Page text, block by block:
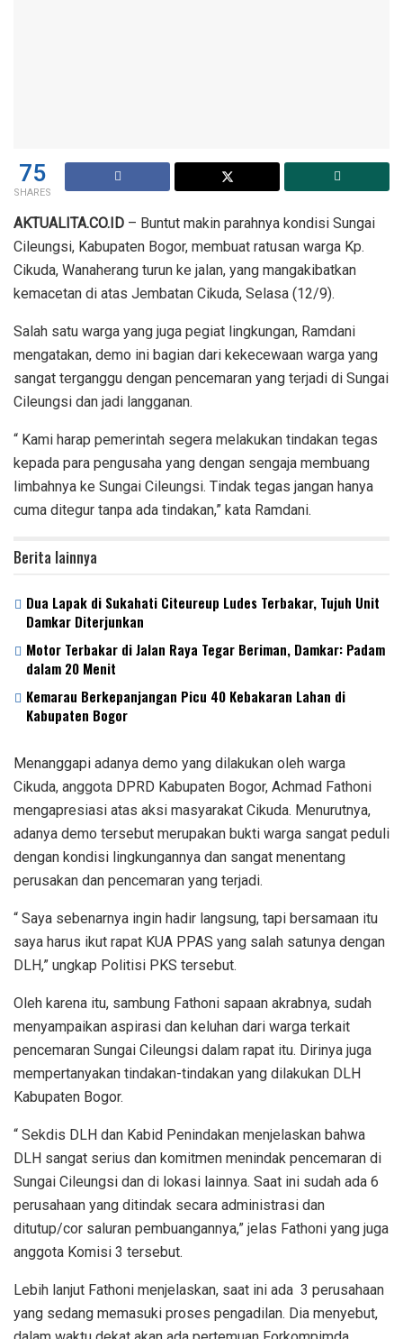
75
SHARES
AKTUALITA.CO.ID – Buntut makin parahnya kondisi Sungai
Cileungsi, Kabupaten Bogor, membuat ratusan warga Kp.
Cikuda, Wanaherang turun ke jalan, yang mangakibatkan
kemacetan di atas Jembatan Cikuda, Selasa (12/9).
Salah satu warga yang juga pegiat lingkungan, Ramdani
mengatakan, demo ini bagian dari kekecewaan warga yang
sangat terganggu dengan pencemaran yang terjadi di Sungai
Cileungsi dan jadi langganan.
“ Kami harap pemerintah segera melakukan tindakan tegas
kepada para pengusaha yang dengan sengaja membuang
limbahnya ke Sungai Cileungsi. Tindak tegas jangan hanya
cuma ditegur tanpa ada tindakan,” kata Ramdani.
Berita lainnya
Dua Lapak di Sukahati Citeureup Ludes Terbakar, Tujuh Unit
Damkar Diterjunkan
Motor Terbakar di Jalan Raya Tegar Beriman, Damkar: Padam
dalam 20 Menit
‎Kemarau Berkepanjangan Picu 40 Kebakaran Lahan di
Kabupaten Bogor
Menanggapi adanya demo yang dilakukan oleh warga
Cikuda, anggota DPRD Kabupaten Bogor, Achmad Fathoni
mengapresiasi atas aksi masyarakat Cikuda. Menurutnya,
adanya demo tersebut merupakan bukti warga sangat peduli
dengan kondisi lingkungannya dan sangat menentang
perusakan dan pencemaran yang terjadi.
“ Saya sebenarnya ingin hadir langsung, tapi bersamaan itu
saya harus ikut rapat KUA PPAS yang salah satunya dengan
DLH,” ungkap Politisi PKS tersebut.
Oleh karena itu, sambung Fathoni sapaan akrabnya, sudah
menyampaikan aspirasi dan keluhan dari warga terkait
pencemaran Sungai Cileungsi dalam rapat itu. Dirinya juga
mempertanyakan tindakan-tindakan yang dilakukan DLH
Kabupaten Bogor.
“ Sekdis DLH dan Kabid Penindakan menjelaskan bahwa
DLH sangat serius dan komitmen menindak pencemaran di
Sungai Cileungsi dan di lokasi lainnya. Saat ini sudah ada 6
perusahaan yang ditindak secara administrasi dan
ditutup/cor saluran pembuangannya,” jelas Fathoni yang juga
anggota Komisi 3 tersebut.
Lebih lanjut Fathoni menjelaskan, saat ini ada 3 perusahaan
yang sedang memasuki proses pengadilan. Dia menyebut,